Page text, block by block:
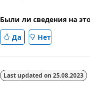
Были ли сведения на
Да
Нет
Last updated on 25.08.2023